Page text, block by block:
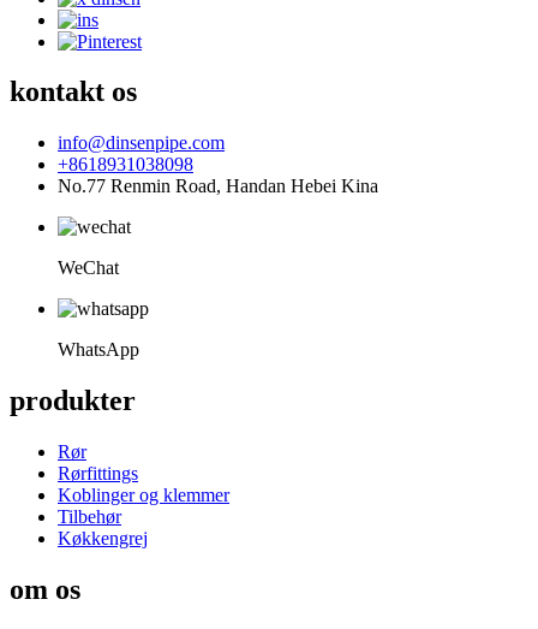
kontakt os
info@dinsenpipe.com
+8618931038098
No.77 Renmin Road, Handan Hebei Kina
WeChat
WhatsApp
produkter
Rør
Rørfittings
Koblinger og klemmer
Tilbehør
Køkkengrej
om os